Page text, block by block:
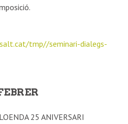
tmp//seminari-dialegs-
25 ANIVERSARI